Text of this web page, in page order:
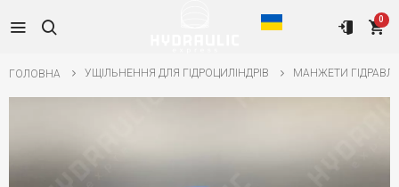
0
ГОЛОВНА УЩІЛЬНЕННЯ ДЛЯ ГІДРОЦИЛІНДРІВ МАНЖЕТИ